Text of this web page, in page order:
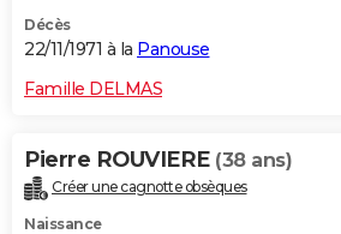
Décès
22/11/1971 à la Panouse
Famille DELMAS
Pierre ROUVIERE (38 ans)
Créer une cagnotte obsèques
Naissance